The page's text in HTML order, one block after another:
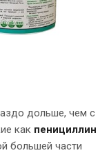
дольше, чем с
как пенициллин
большей части